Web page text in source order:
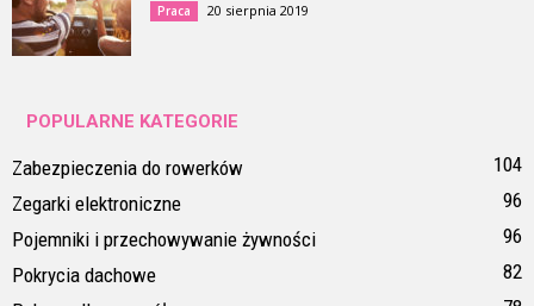
Praca 20 sierpnia 2019
POPULARNE KATEGORIE
Zabezpieczenia do rowerków
104
Zegarki elektroniczne
96
Pojemniki i przechowywanie żywności
96
Pokrycia dachowe
82